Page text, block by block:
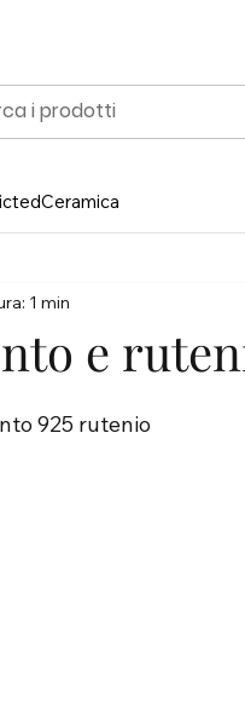
Ceramica
e
1 min
925 rutenio